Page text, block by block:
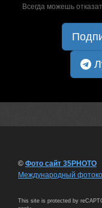
Всегда можешь
© Фото сайт 35PHOTO
Международный
This site is protected by